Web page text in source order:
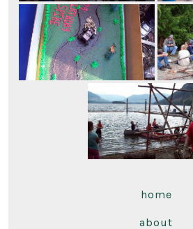
home
about